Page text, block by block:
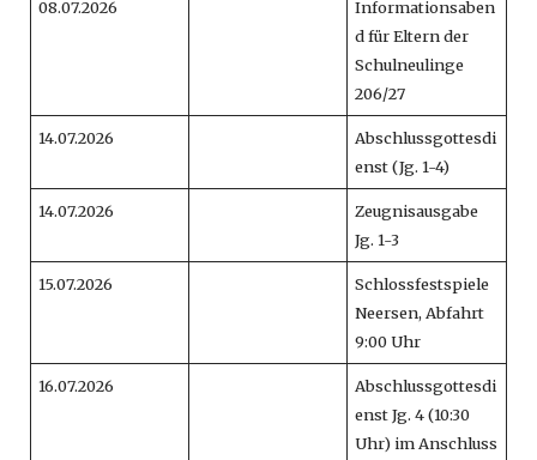
08.07.2026
Informationsaben
d für Eltern der
Schulneulinge
206/27
14.07.2026
Abschlussgottesdi
enst (Jg. 1-4)
14.07.2026
Zeugnisausgabe
Jg. 1-3
15.07.2026
Schlossfestspiele
Neersen, Abfahrt
9:00 Uhr
16.07.2026
Abschlussgottesdi
enst Jg. 4 (10:30
Uhr) im Anschluss